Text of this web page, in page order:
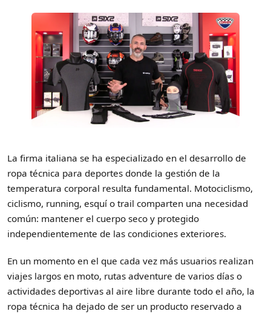
La firma italiana se ha especializado en el desarrollo de
ropa técnica para deportes donde la gestión de la
temperatura corporal resulta fundamental. Motociclismo,
ciclismo, running, esquí o trail comparten una necesidad
común: mantener el cuerpo seco y protegido
independientemente de las condiciones exteriores.
En un momento en el que cada vez más usuarios realizan
viajes largos en moto, rutas adventure de varios días o
actividades deportivas al aire libre durante todo el año, la
ropa técnica ha dejado de ser un producto reservado a